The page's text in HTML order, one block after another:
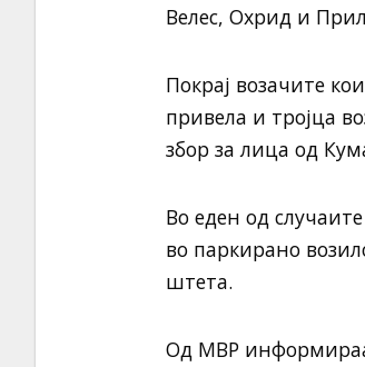
Велес, Охрид и
Покрај возачите
привела и тројца
збор за лица од
Во еден од
во паркирано
штета.
Од МВР